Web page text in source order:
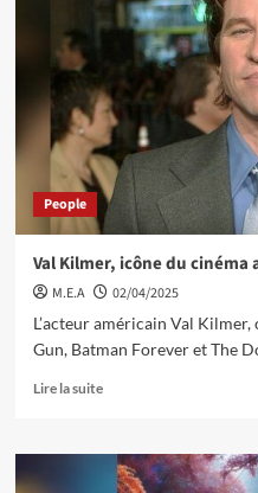
People
Val Kilmer, icône du cinéma
M.E.A
02/04/2025
L’acteur américain Val
Gun, Batman Forever et The
Lire la suite